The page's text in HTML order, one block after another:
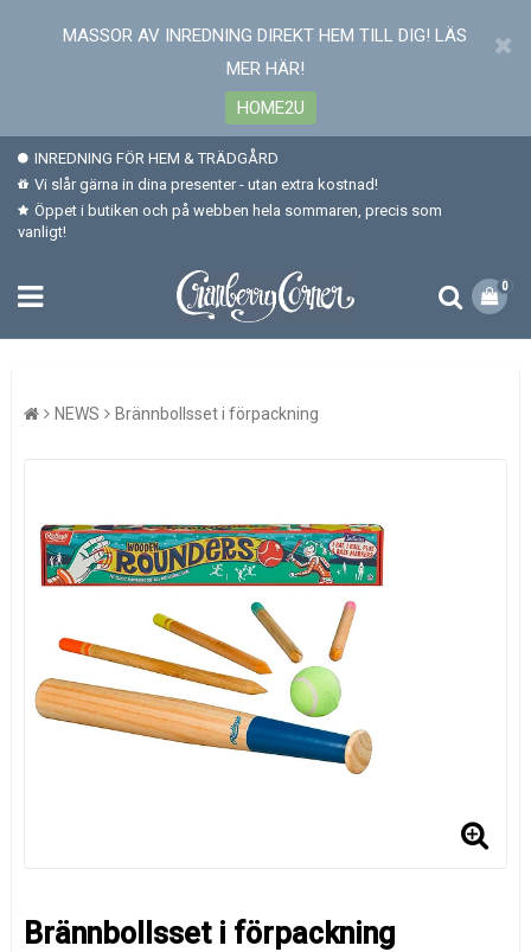
MASSOR AV INREDNING DIREKT HEM TILL DIG! LÄS
MER HÄR!
HOME2U
INREDNING FÖR HEM & TRÄDGÅRD
Vi slår gärna in dina presenter - utan extra kostnad!
Öppet i butiken och på webben hela sommaren, precis som
vanligt!
0
NEWS Brännbollsset i förpackning
Brännbollsset i förpackning